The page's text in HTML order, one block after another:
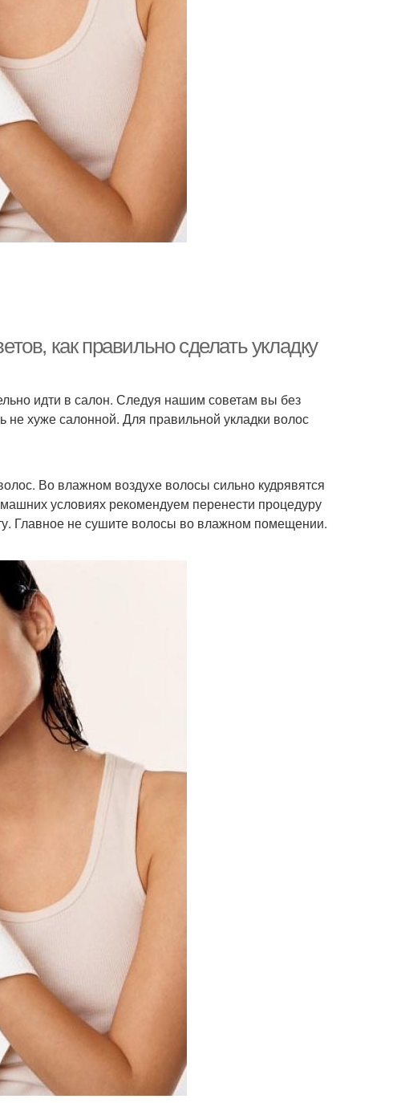
как правильно сделать укладку
идти в салон. Следуя нашим советам вы без
не хуже салонной. Для правильной укладки волос
Во влажном воздухе волосы сильно кудрявятся
условиях рекомендуем перенести процедуру
Главное не сушите волосы во влажном помещении.